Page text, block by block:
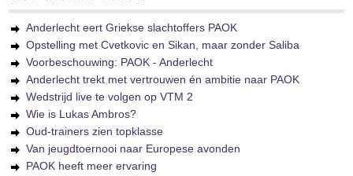
Anderlecht eert Griekse slachtoffers PAOK
Opstelling met Cvetkovic en Sikan, maar zonder Saliba
Voorbeschouwing: PAOK - Anderlecht
Anderlecht trekt met vertrouwen én ambitie naar PAOK
Wedstrijd live te volgen op VTM 2
Wie is Lukas Ambros?
Oud-trainers zien topklasse
Van jeugdtoernooi naar Europese avonden
PAOK heeft meer ervaring